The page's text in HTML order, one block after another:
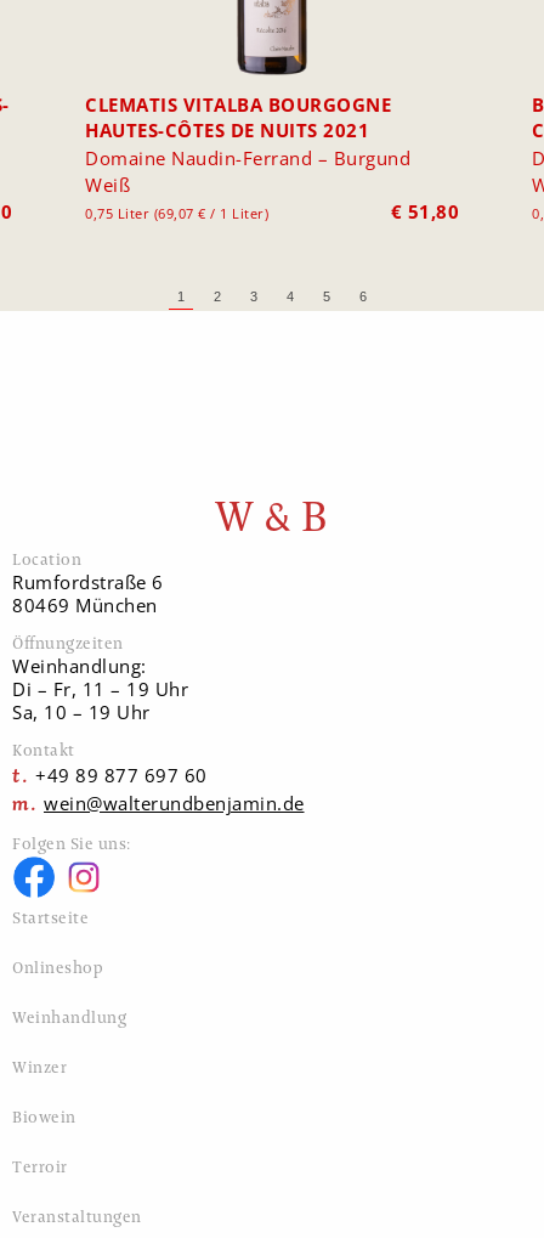
CLEMATIS VITALBA BOURGOGNE
HAUTES-CÔTES DE NUITS 2021
Domaine Naudin-Ferrand – Burgund
Weiß
0,75 Liter (69,07 € / 1 Liter) € 51,80
1 2 3 4 5 6
W & B
Location
Rumfordstraße 6
80469 München
Öffnungzeiten
Weinhandlung:
Di – Fr, 11 – 19 Uhr
Sa, 10 – 19 Uhr
Kontakt
+49 89 877 697 60
wein@walterundbenjamin.de
Folgen Sie uns:
Startseite
Onlineshop
Weinhandlung
Winzer
Biowein
Terroir
Veranstaltungen